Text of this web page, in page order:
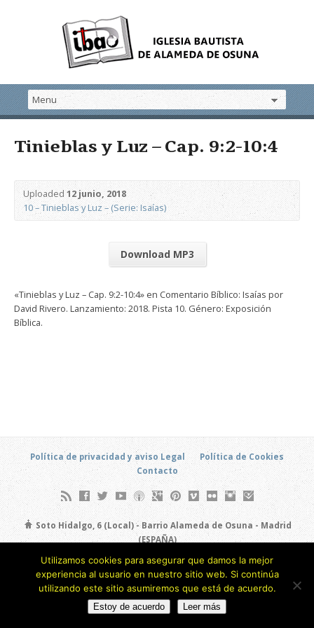
Tinieblas y Luz – Cap. 9:2-10:4
Uploaded12 junio, 2018
10 – Tinieblas y Luz – (Serie: Isaías)
Download MP3
«Tinieblas y Luz – Cap. 9:2-10:4» en Comentario Bíblico: Isaías por
David Rivero. Lanzamiento: 2018. Pista 10. Género: Exposición
Bíblica.
Política de privacidad y aviso Legal
Política de Cookies
Contacto
Soto Hidalgo, 6 (Local) - Barrio Alameda de Osuna - Madrid
(ESPAÑA)
Copyright © 2026
Utilizamos cookies para asegurar que damos la mejor
experiencia al usuario en nuestro sitio web. Si continúa
utilizando este sitio asumiremos que está de acuerdo.
Estoy de acuerdo Leer más